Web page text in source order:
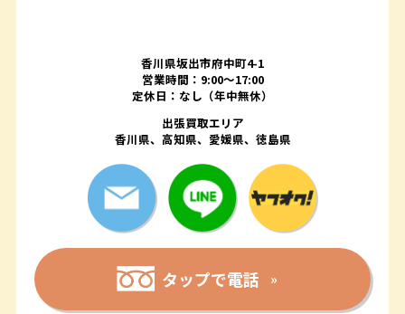
香川県坂出市府中町4-1
営業時間：9:00～17:00
定休日：なし（年中無休）
出張買取エリア
香川県、高知県、愛媛県、徳島県
タップで電話